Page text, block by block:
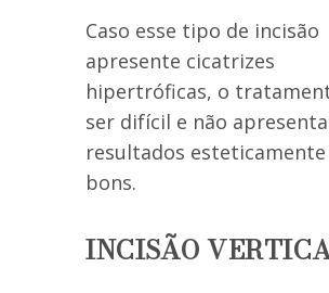
Caso esse tipo de incisão
apresente cicatrizes
hipertróficas, o
ser difícil e não
resultados
bons.
INCISÃO